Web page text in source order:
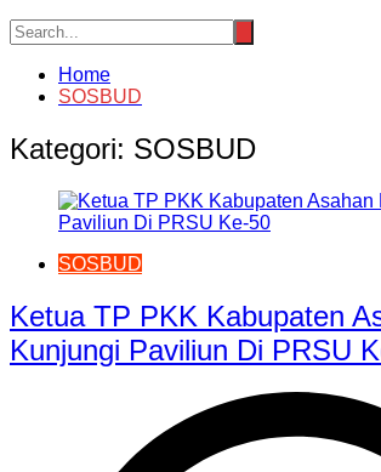
Home
SOSBUD
Kategori: SOSBUD
SOSBUD
Ketua TP PKK Kabupaten
Kunjungi Paviliun Di PRSU